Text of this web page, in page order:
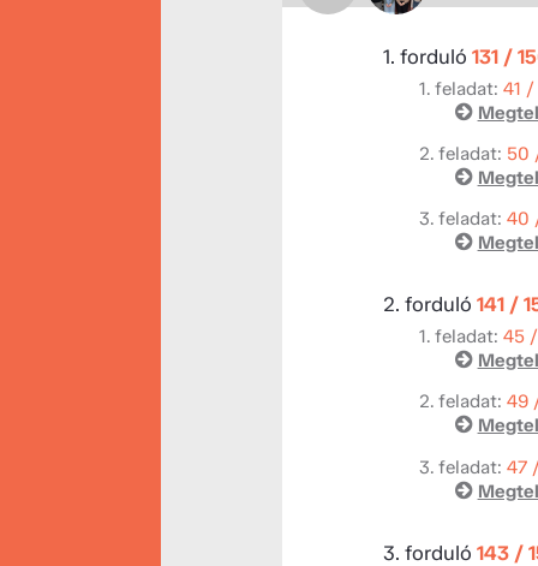
1. forduló 131 /
1. feladat: 41
2. feladat: 50
3. feladat: 40
2. forduló 141 /
1. feladat: 45
2. feladat: 49
3. feladat: 47
3. forduló 143 /